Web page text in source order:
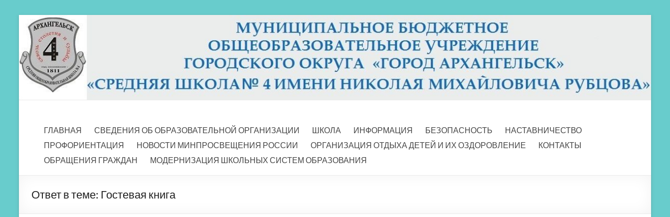
Перейти
содержимому
МБОУ СШ 4
ГЛАВНАЯ
СВЕДЕНИЯ ОБ ОБРАЗОВАТЕЛЬНОЙ ОРГАНИЗАЦИИ ШКОЛА ИНФОРМАЦИЯ БЕЗОПАСНОСТЬ
НАСТАВНИЧЕСТВО
ПРОФОРИЕНТАЦИЯ
НОВОСТИ МИНПРОСВЕЩЕНИЯ РОССИИ ОРГАНИЗАЦИЯ ОТДЫХА ДЕТЕЙ И ИХ ОЗДОРОВЛЕНИЕ
КОНТАКТЫ
ОБРАЩЕНИЯ ГРАЖДАН
МОДЕРНИЗАЦИЯ ШКОЛЬНЫХ СИСТЕМ ОБРАЗОВАНИЯ
Ответ в теме: Гостевая книга